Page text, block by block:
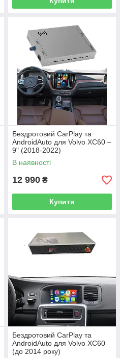
Бездротовий CarPlay та
AndroidAuto для Volvo XC60 –
9" (2018-2022)
В наявності
12 990 ₴
Купити
Бездротовий CarPlay та
AndroidAuto для Volvo XC60
(до 2014 року)